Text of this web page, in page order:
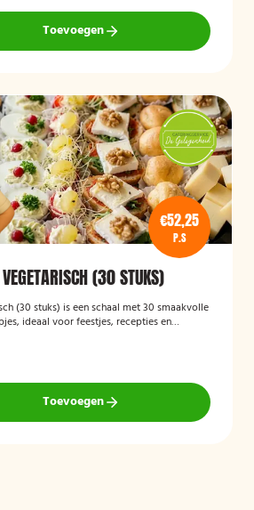
Toevoegen
€52,25
P.S
(30 STUKS)
(30 stuks) is een schaal met 30 smaakvolle
ideaal voor feestjes, recepties en
vegetariërs, zodat gasten kunnen
en veelzijdige borrelervaring.
Toevoegen